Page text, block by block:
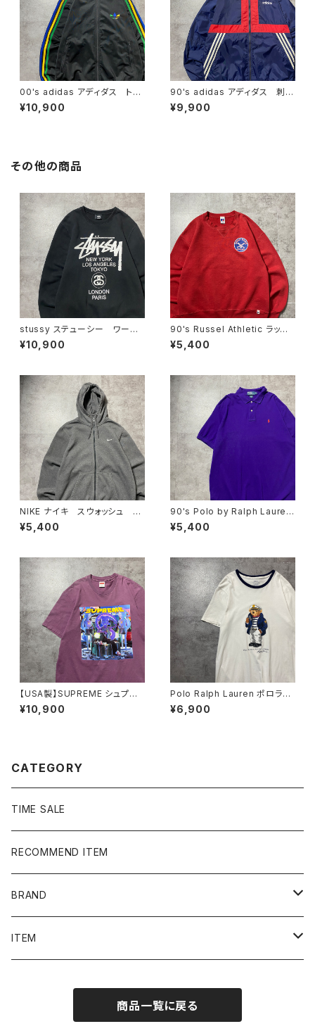
00's adidas アディダス トレ
フォイル 刺繍ワンポイント ス
リーストライプ ファイヤーバー
¥10,900
90's adidas アディダス 刺繍
ワンポイント クレイジーパタ
ーン ネイビー×レッド ナイロ
¥9,900
その他の商品
stussy ステューシー ワール
ドツアー 両面プリント ブラッ
ク 黒 スウェット トレーナー
¥10,900
90's Russel Athletic ラッセ
ルアスレチック ローカルベー
スボールチーム プリント 前V
¥5,400
NIKE ナイキ スウォッシュ 刺
繍ワンポイント グレー フル
ジップ ジップパーカー
¥5,400
90's Polo by Ralph Lauren
ポロバイラルフローレン 刺繍
ワンポイント ポニー パープ
¥5,400
【USA製】SUPREME シュプリ
ーム サイケデリック アートグ
ラフィック プリント パープ
¥10,900
Polo Ralph Lauren ポロラル
フローレン ポロベア ロゴプ
リント ホワイト 白 リンガー
¥6,900
CATEGORY
TIME SALE
RECOMMEND ITEM
BRAND
NIKE
ITEM
商品一覧に戻る